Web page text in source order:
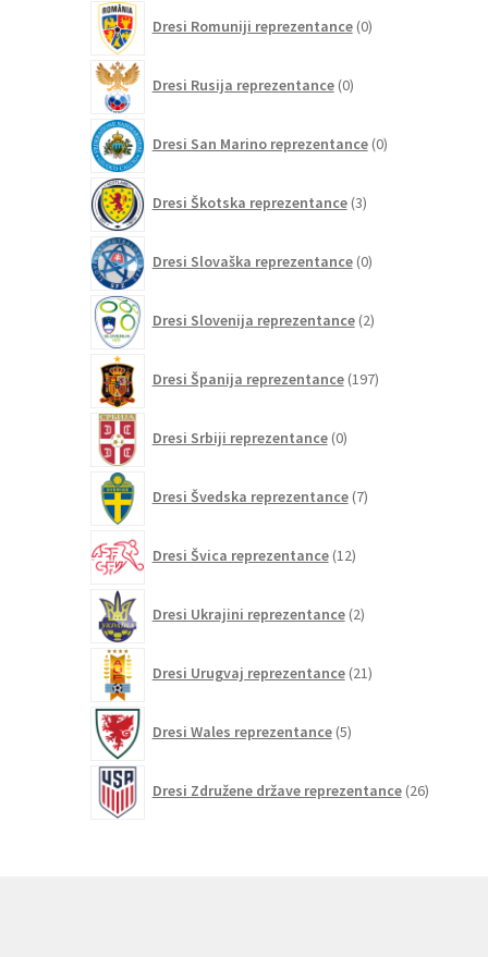
Dresi Romuniji reprezentance 0izdelkov
Dresi Rusija reprezentance 0izdelkov
Dresi San Marino reprezentance 0izdelkov
Dresi Škotska reprezentance 3izdelki
Dresi Slovaška reprezentance 0izdelkov
Dresi Slovenija reprezentance 2izdelka
Dresi Španija reprezentance 197izdelkov
Dresi Srbiji reprezentance 0izdelkov
Dresi Švedska reprezentance 7izdelkov
Dresi Švica reprezentance 12izdelkov
Dresi Ukrajini reprezentance 2izdelka
Dresi Urugvaj reprezentance 21izdelkov
Dresi Wales reprezentance 5izdelkov
Dresi Združene države reprezentance 26izdelkov